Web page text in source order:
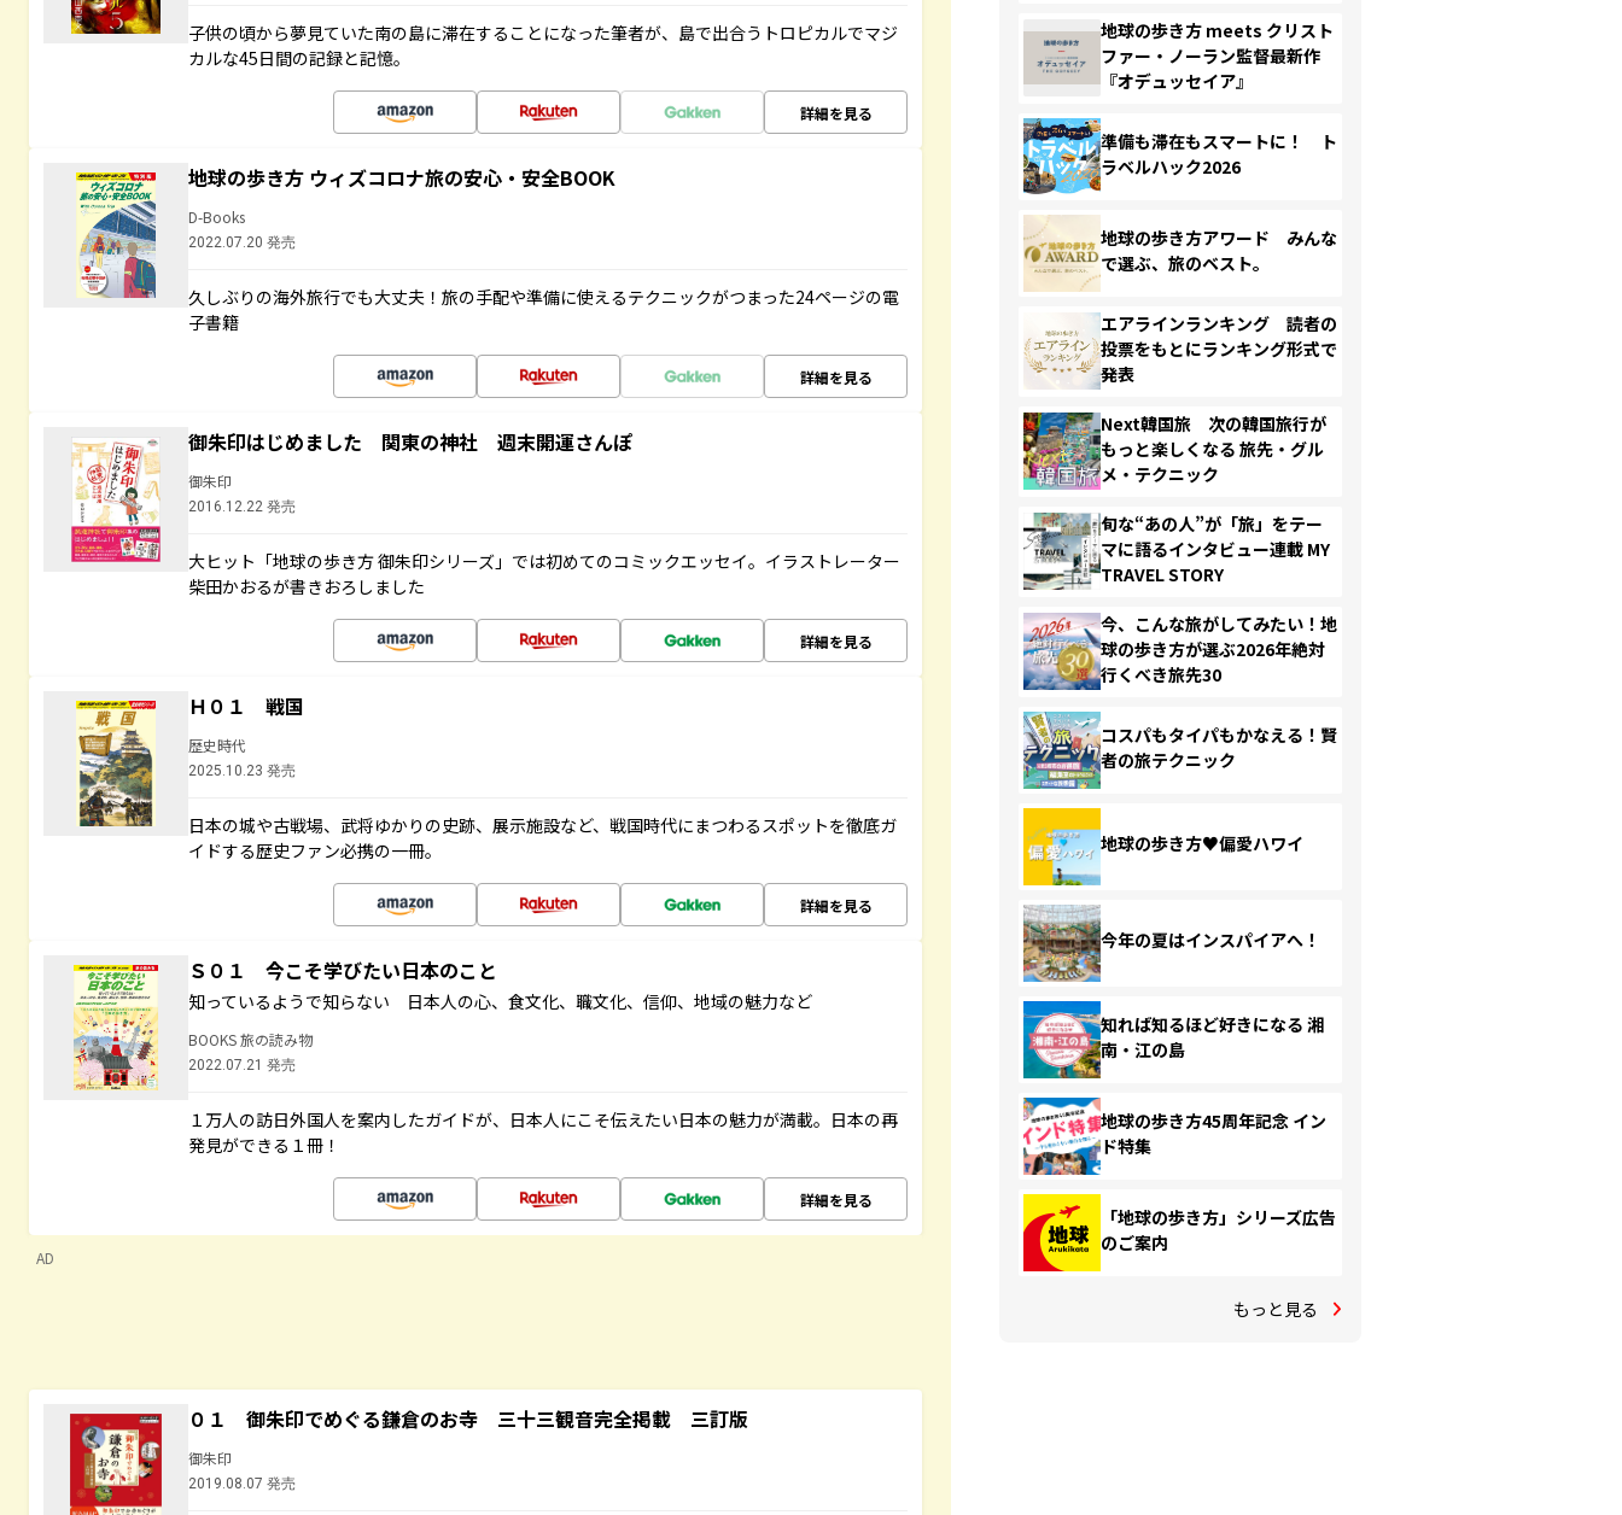
子供の頃から夢見ていた南の島に滞在することになった筆者が、島で出合うトロピカルでマジ
カルな45日間の記録と記憶。
詳細を見る
地球の歩き方 ウィズコロナ旅の安心・安全BOOK
D-Books
2022.07.20 発売
久しぶりの海外旅行でも大丈夫！旅の手配や準備に使えるテクニックがつまった24ページの電
子書籍
詳細を見る
御朱印はじめました 関東の神社 週末開運さんぽ
御朱印
2016.12.22 発売
大ヒット「地球の歩き方 御朱印シリーズ」では初めてのコミックエッセイ。イラストレーター
柴田かおるが書きおろしました
詳細を見る
Ｈ０１ 戦国
歴史時代
2025.10.23 発売
日本の城や古戦場、武将ゆかりの史跡、展示施設など、戦国時代にまつわるスポットを徹底ガ
イドする歴史ファン必携の一冊。
詳細を見る
Ｓ０１ 今こそ学びたい日本のこと
知っているようで知らない 日本人の心、食文化、職文化、信仰、地域の魅力など
BOOKS 旅の読み物
2022.07.21 発売
１万人の訪日外国人を案内したガイドが、日本人にこそ伝えたい日本の魅力が満載。日本の再
発見ができる１冊！
詳細を見る
AD
０１ 御朱印でめぐる鎌倉のお寺 三十三観音完全掲載 三訂版
御朱印
2019.08.07 発売
地球の歩き方 meets クリスト
ファー・ノーラン監督最新作
『オデュッセイア』
準備も滞在もスマートに！ ト
ラベルハック2026
地球の歩き方アワード みんな
で選ぶ、旅のベスト。
エアラインランキング 読者の
投票をもとにランキング形式で
発表
Next韓国旅 次の韓国旅行が
もっと楽しくなる 旅先・グル
メ・テクニック
旬な“あの人”が「旅」をテー
マに語るインタビュー連載 MY
TRAVEL STORY
今、こんな旅がしてみたい！地
球の歩き方が選ぶ2026年絶対
行くべき旅先30
コスパもタイパもかなえる！賢
者の旅テクニック
地球の歩き方♥偏愛ハワイ
今年の夏はインスパイアへ！
知れば知るほど好きになる 湘
南・江の島
地球の歩き方45周年記念 イン
ド特集
「地球の歩き方」シリーズ広告
のご案内
もっと見る